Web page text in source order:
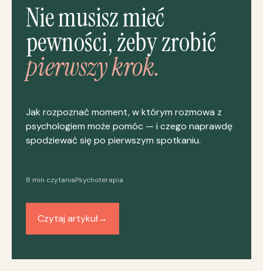
Nie musisz mieć
pewności, żeby zrobić
pierwszy krok.
Jak rozpoznać moment, w którym rozmowa z
psychologiem może pomóc — i czego naprawdę
spodziewać się po pierwszym spotkaniu.
8 min czytaniaPsychoterapia
Czytaj artykuł→